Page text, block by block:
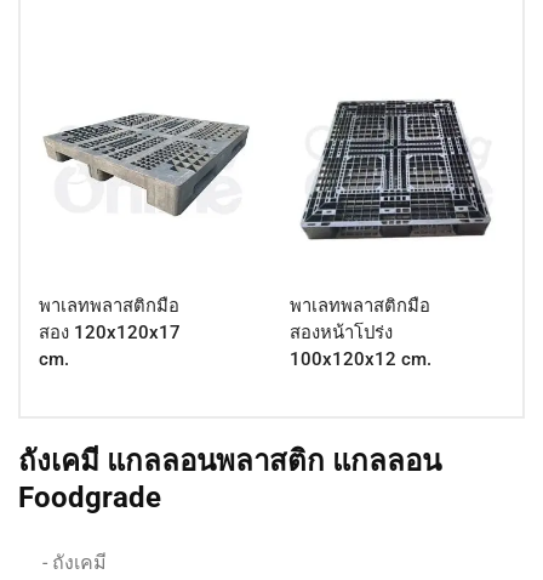
พาเลทพลาสติกมือ
สอง 120x120x17
cm.
พาเลทพลาสติกมือ
สองหน้าโปร่ง
100x120x12 cm.
ถังเคมี แกลลอนพลาสติก แกลลอน
Foodgrade
- ถังเคมี